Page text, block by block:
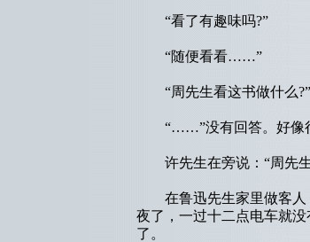
“看了有趣味吗?”
“随便看看……”
“周先生看这书做什么?”
“……”没有回答。好像很
许先生在旁说：“周先生
在鲁迅先生家里做客人，
夜了，一过十二点电车就
了。